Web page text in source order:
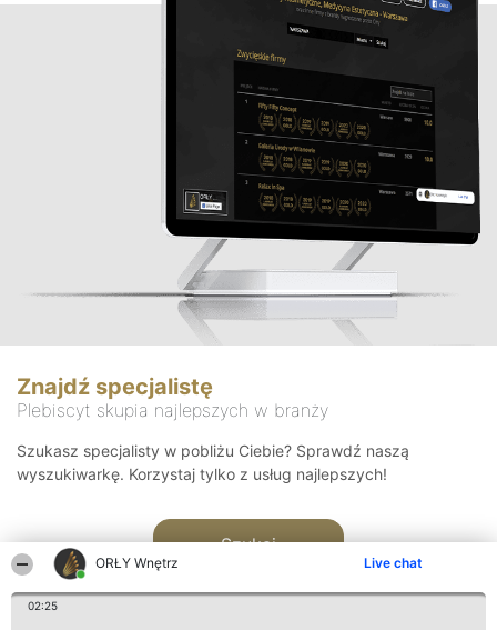
ORŁY Wnętrz Live chat
02:25
Znajdź specjalistę
Plebiscyt skupia najlepszych w branży
Szukasz specjalisty w pobliżu Ciebie? Sprawdź naszą
wyszukiwarkę. Korzystaj tylko z usług najlepszych!
Szukaj